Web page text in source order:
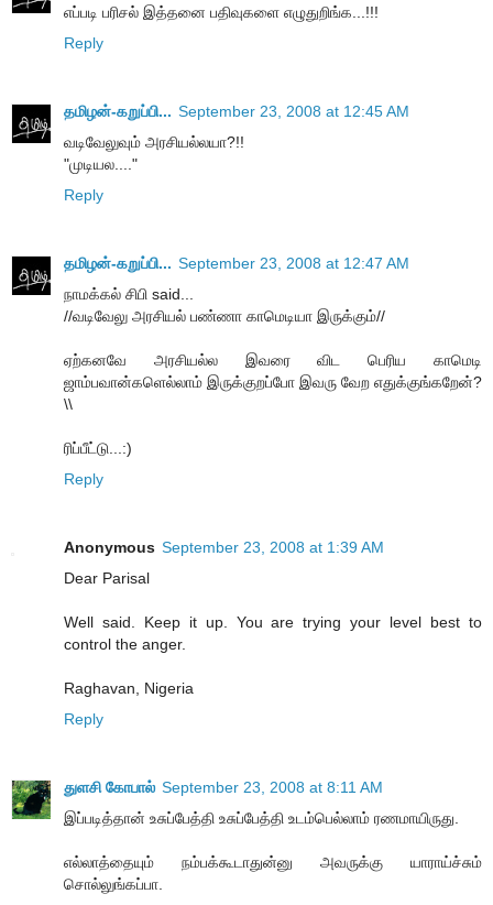
எப்படி பரிசல் இத்தனை பதிவுகளை எழுதுறிங்க...!!!
Reply
தமிழன்-கறுப்பி... September 23, 2008 at 12:45 AM
வடிவேலுவும் அரசியல்லயா?!!
"முடியல...."
Reply
தமிழன்-கறுப்பி... September 23, 2008 at 12:47 AM
நாமக்கல் சிபி said...
//வடிவேலு அரசியல் பண்ணா காமெடியா இருக்கும்//
ஏற்கனவே அரசியல்ல இவரை விட பெரிய காமெடி
ஜாம்பவான்களெல்லாம் இருக்குறப்போ இவரு வேற எதுக்குங்கறேன்?
\\
ரிப்பீட்டு...:)
Reply
Anonymous September 23, 2008 at 1:39 AM
Dear Parisal
Well said. Keep it up. You are trying your level best to
control the anger.
Raghavan, Nigeria
Reply
துளசி கோபால் September 23, 2008 at 8:11 AM
இப்படித்தான் உசுப்பேத்தி உசுப்பேத்தி உடம்பெல்லாம் ரணமாயிருது.
எல்லாத்தையும் நம்பக்கூடாதுன்னு அவருக்கு யாராய்ச்சும்
சொல்லுங்கப்பா.